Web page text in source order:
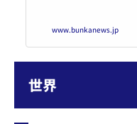
通さなくても、出版社が代
収できないという心配は
www.bunkanews.jp
世界